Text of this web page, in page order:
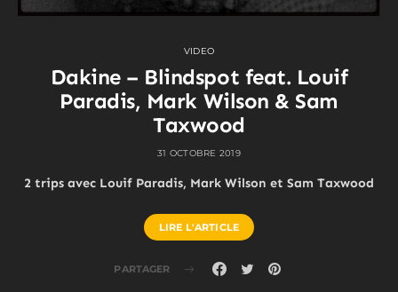
VIDEO
Dakine – Blindspot feat. Louif
Paradis, Mark Wilson & Sam
Taxwood
31 OCTOBRE 2019
2 trips avec Louif Paradis, Mark Wilson et Sam Taxwood
LIRE L'ARTICLE
PARTAGER